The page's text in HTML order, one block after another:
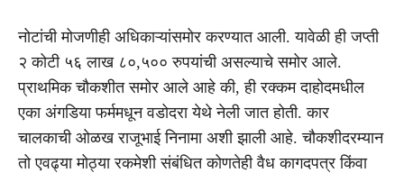
नोटांची मोजणीही अधिकाऱ्यांसमोर करण्यात आली. यावेळी ही जप्ती
२ कोटी ५६ लाख ८०,५०० रुपयांची असल्याचे समोर आले.
प्राथमिक चौकशीत समोर आले आहे की, ही रक्कम दाहोदमधील
एका अंगडिया फर्ममधून वडोदरा येथे नेली जात होती. कार
चालकाची ओळख राजूभाई निनामा अशी झाली आहे. चौकशीदरम्यान
तो एवढ्या मोठ्या रकमेशी संबंधित कोणतेही वैध कागदपत्र किंवा